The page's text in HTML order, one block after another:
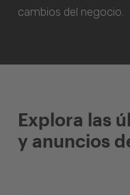
cambios del negocio.
Explora las
y anuncios